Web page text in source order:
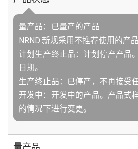
量产品：已量产的产品
NRND:新规采用不推荐使用的产品
计划生产终止品：计划停产产品
日期。
生产终止品：已停产，不再接受
开发中：开发中的产品。产品式
的情况下进行变更。